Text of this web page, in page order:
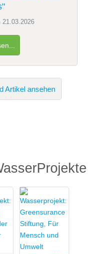
21.03.2026
Artikel ansehen